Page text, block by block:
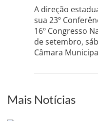
A direção
sua 23º
16º Congresso
de setembro,
Câmara
Mais Notícias